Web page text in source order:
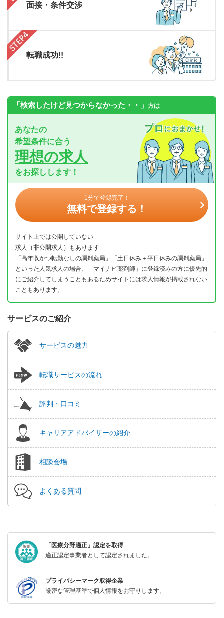
面接・条件交渉
転職成功!!
「検索したけど見つからなかった・・」 方は
あなたの
希望条件に合う
理想の求人
をお探しします！
1分で登録完了！
無料で登録する！
サイト上では公開していない
求人（非公開求人）もあります
「高年収かつ転勤なしの調剤薬局」「土日休み＋平日休みの調剤薬局」
といった人気求人の場合、「マイナビ薬剤師」に登録済みの方に優先的
にご紹介してしまうこともあるためサイトには求人情報が掲載されない
こともあります。
サービスのご紹介
サービスの魅力
転職サービスの流れ
評判・口コミ
キャリアアドバイザーの紹介
相談会場
よくある質問
「医療分野適正」認定を取得
適正認定事業者として認定されました。
プライバシーマーク取得企業
厳密な管理基準で個人情報をお守りします。